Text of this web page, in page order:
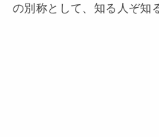
の別称として、知る人ぞ知